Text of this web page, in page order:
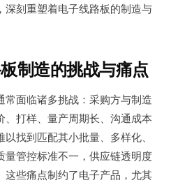
刻重塑着电子线路板的制造与
制造的挑战与痛点
面临诸多挑战：采购方与制造
打样、量产周期长、沟通成本
找到匹配其小批量、多样化、
管控标准不一，供应链透明度
些痛点制约了电子产品，尤其